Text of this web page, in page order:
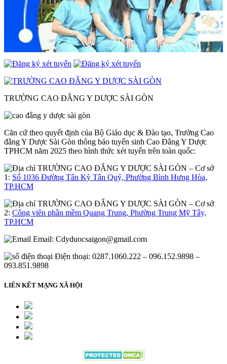
TRƯỜNG CAO ĐẲNG Y DƯỢC SÀI GÒN
Căn cứ theo quyết định của Bộ Giáo dục & Đào tạo, Trường Cao
đẳng Y Dược Sài Gòn thông báo tuyển sinh Cao Đẳng Y Dược
TPHCM năm 2025 theo hình thức xét tuyển trên toàn quốc:
– Cơ sở
1: Số 1036 Đường Tân Kỳ Tân Quý, Phường Bình Hưng Hòa,
TP.HCM
– Cơ sở
2: Công viên phần mềm Quang Trung, Phường Trung Mỹ Tây,
TP.HCM
Email: Cdyduocsaigon@gmail.com
Điện thoại: 0287.1060.222 – 096.152.9898 –
093.851.9898
LIÊN KẾT MẠNG XÃ HỘI